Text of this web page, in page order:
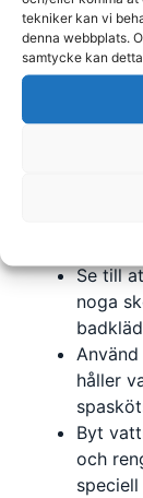
tekniker kan vi
denna webbplats.
samtycke kan
med att
i
80–120
du
Se till
noga
Använd
håller
Byt
och
speciell